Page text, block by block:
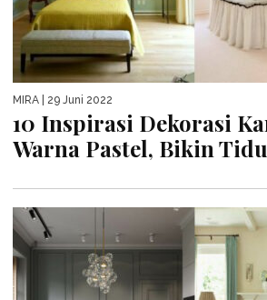
MIRA | 29 Juni 2022
10 Inspirasi Dekorasi
Warna Pastel, Bikin